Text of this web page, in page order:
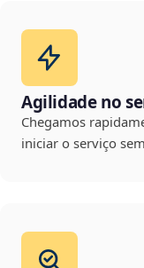
Agilidade no
Chegamos
iniciar o serviço